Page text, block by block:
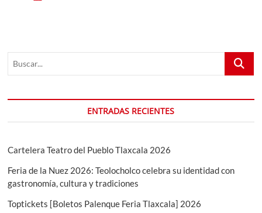
en
“Tlaxcala,
Feria
Ferias
Buscar...
ENTRADAS RECIENTES
Cartelera Teatro del Pueblo Tlaxcala 2026
Feria de la Nuez 2026: Teolocholco celebra su identidad con
gastronomía, cultura y tradiciones
Toptickets [Boletos Palenque Feria Tlaxcala] 2026